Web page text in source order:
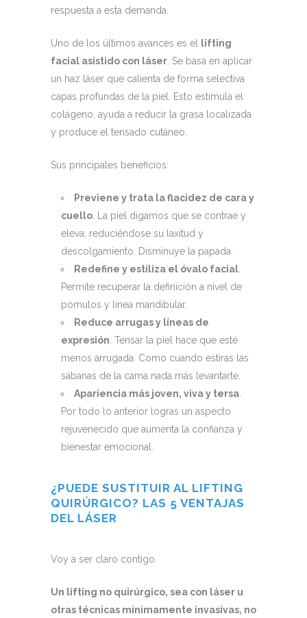
respuesta a esta demanda.
Uno de los últimos avances es el
lifting
facial asistido con láser . Se basa en aplicar
un haz láser que calienta de forma selectiva
capas profundas de la piel. Esto estimula el
colágeno, ayuda a reducir la grasa localizada
y produce el tensado cutáneo.
Sus principales beneficios:
Previene y trata la flacidez de cara y
cuello . La piel digamos que se contrae y
eleva, reduciéndose su laxitud y
descolgamiento. Disminuye la papada.
Redefine y estiliza el óvalo facial
Permite recuperar la definición a nivel de
pómulos y línea mandibular.
Reduce arrugas y líneas de
expresión . Tensar la piel hace que esté
menos arrugada. Como cuando estiras las
sábanas de la cama nada más levantarte.
Apariencia más joven, viva y tersa
Por todo lo anterior logras un aspecto
rejuvenecido que aumenta la confianza y
bienestar emocional.
¿PUEDE SUSTITUIR AL LIFTING
QUIRÚRGICO? LAS 5 VENTAJAS
DEL LÁSER
Voy a ser claro contigo.
Un lifting no quirúrgico, sea con láser u
otras técnicas mínimamente invasivas, no